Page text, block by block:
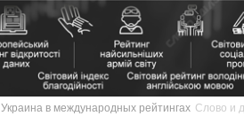
Украина в международных рейтингах Слово и